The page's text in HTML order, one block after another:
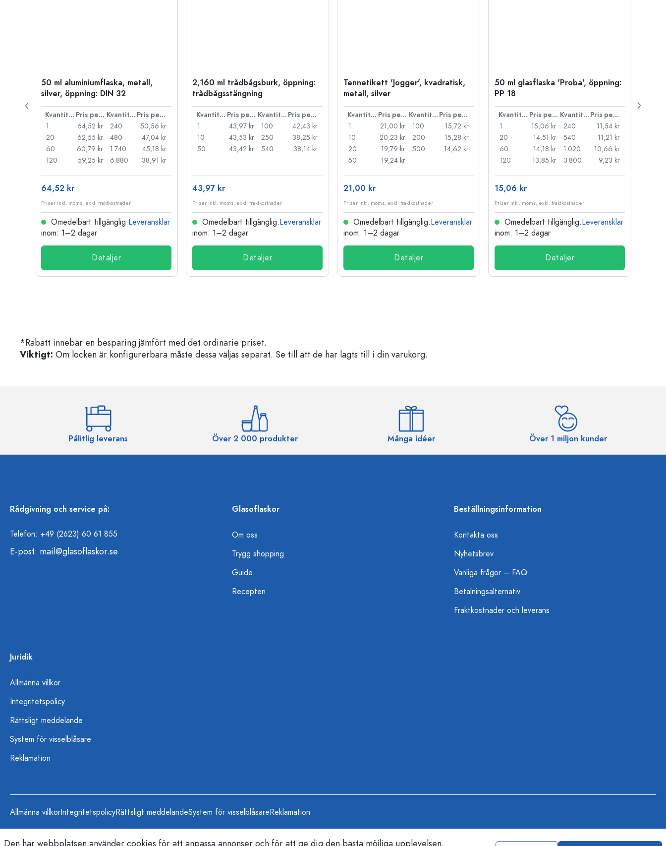
50 ml aluminiumflaska, metall,
silver, öppning: DIN 32
Kvantitet Pris per styck Kvantitet
Pris per styck
1
64,52 kr
20
62,55 kr
60
60,79 kr
120
59,25 kr
240
50,56 kr
480
47,04 kr
1.740
45,18 kr
6.880
38,91 kr
64,52 kr
Priser inkl. moms, exkl. fraktkostnader
Omedelbart tillgänglig.Leveransklar
inom: 1–2 dagar
Detaljer
2,160 ml trådbågsburk, öppning:
trådbågsstängning
Kvantitet Pris per styck Kvantitet
Pris per styck
1
43,97 kr
10
43,53 kr
50
43,42 kr
100
42,43 kr
250
38,25 kr
540
38,14 kr
43,97 kr
Priser inkl. moms, exkl. fraktkostnader
Omedelbart tillgänglig.Leveransklar
inom: 1–2 dagar
Detaljer
Tennetikett 'Jogger', kvadratisk,
metall, silver
Kvantitet Pris per styck Kvantitet
Pris per styck
1
21,00 kr
10
20,23 kr
20
19,79 kr
50
19,24 kr
100
15,72 kr
200
15,28 kr
500
14,62 kr
21,00 kr
Priser inkl. moms, exkl. fraktkostnader
Omedelbart tillgänglig.Leveransklar
inom: 1–2 dagar
Detaljer
50 ml glasflaska 'Proba', öppning:
PP 18
Kvantitet Pris per styck Kvantitet
Pris per styck
1
15,06 kr
20
14,51 kr
60
14,18 kr
120
13,85 kr
240
11,54 kr
540
11,21 kr
1.020
10,66 kr
3.800
9,23 kr
15,06 kr
Priser inkl. moms, exkl. fraktkostnader
Omedelbart tillgänglig.Leveransklar
inom: 1–2 dagar
Detaljer
*Rabatt innebär en besparing jämfört med det ordinarie priset.
Viktigt: Om locken är konfigurerbara måste dessa väljas separat. Se till att de har lagts till i din varukorg.
Pålitlig leverans Över 2 000 produkter Många idéer Över 1 miljon kunder
Rådgivning och service på:
Telefon: +49 (2623) 60 61 855
E-post: mail@glasoflaskor.se
Glasoflaskor
Om oss
Trygg shopping
Guide
Recepten
Beställningsinformation
Kontakta oss
Nyhetsbrev
Vanliga frågor – FAQ
Betalningsalternativ
Fraktkostnader och leverans
Juridik
Allmänna villkor
Integritetspolicy
Rättsligt meddelande
System för visselblåsare
Reklamation
Allmänna villkorIntegritetspolicyRättsligt meddelandeSystem för visselblåsareReklamation
Den här webbplatsen använder cookies för att anpassa annonser och för att ge dig den bästa möjliga upplevelsen.